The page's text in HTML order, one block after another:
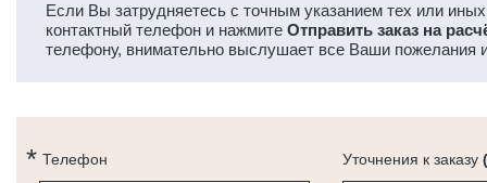
Если Вы затрудняетесь с точным указанием тех или
контактный телефон и нажмите Отправить заказ на
телефону, внимательно выслушает все Ваши пожелания
Телефон Уточнения к заказу